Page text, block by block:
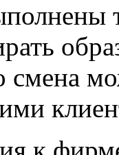
смена